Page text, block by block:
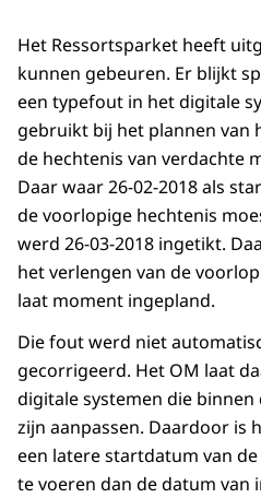
Het Ressortsparket heeft
kunnen gebeuren. Er blijkt
een typefout in het digitale
gebruikt bij het plannen van
de hechtenis van verdachte
Daar waar 26-02-2018 als
de voorlopige hechtenis
werd 26-03-2018 ingetikt.
het verlengen van de
laat moment ingepland.
Die fout werd niet
gecorrigeerd. Het OM laat
digitale systemen die
zijn aanpassen. Daardoor is
een latere startdatum van
te voeren dan de datum van